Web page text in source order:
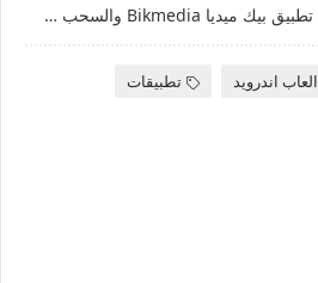
كيفية ربح 5دولار يوميا من تطبيق بيك ميديا Bikmedia والسحب فودافون كاش وبينانس
العاب اندرويد تطبيقات